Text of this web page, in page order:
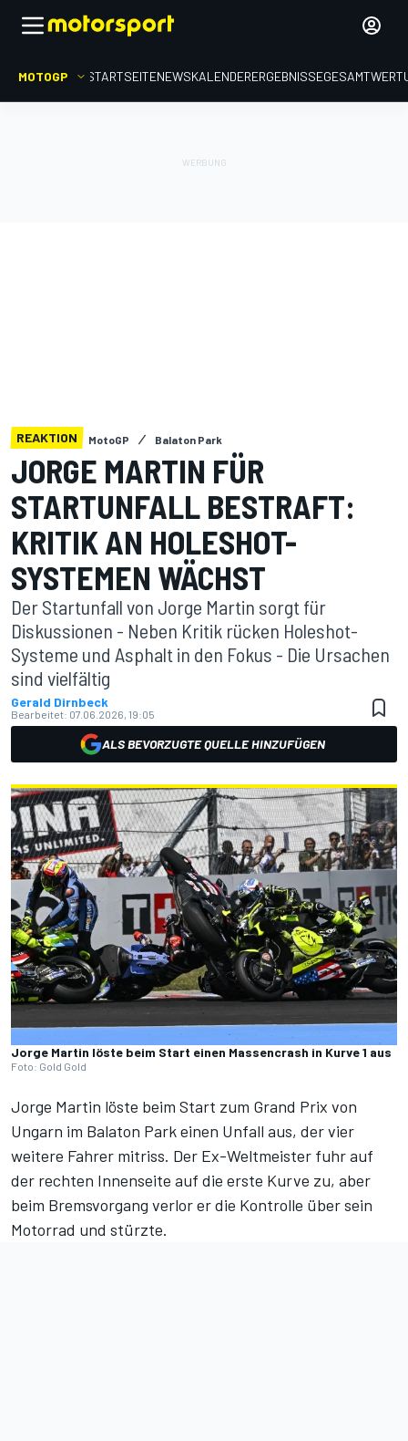
MOTOGP STARTSEITENEWSKALENDERERGEBNISSE
REAKTION MotoGP Balaton Park
JORGE MARTIN FÜR
STARTUNFALL BESTRAFT:
KRITIK AN HOLESHOT-
SYSTEMEN WÄCHST
Der Startunfall von Jorge Martin sorgt für
Diskussionen - Neben Kritik rücken Holeshot-
Systeme und Asphalt in den Fokus - Die Ursachen
sind vielfältig
Gerald Dirnbeck
Bearbeitet: 07.06.2026, 19:05
ALS BEVORZUGTE QUELLE HINZUFÜGEN
Jorge Martin löste beim Start einen Massencrash in Kurve 1 aus
Foto: Gold Gold
Jorge Martin löste beim Start zum Grand Prix von
Ungarn im Balaton Park einen Unfall aus, der vier
weitere Fahrer mitriss. Der Ex-Weltmeister fuhr auf
der rechten Innenseite auf die erste Kurve zu, aber
beim Bremsvorgang verlor er die Kontrolle über sein
Motorrad und stürzte.